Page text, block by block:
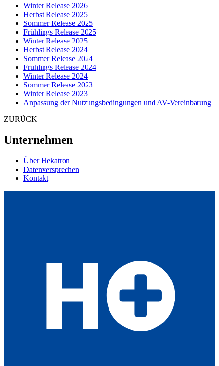
Winter Release 2026
Herbst Release 2025
Sommer Release 2025
Frühlings Release 2025
Winter Release 2025
Herbst Release 2024
Sommer Release 2024
Frühlings Release 2024
Winter Release 2024
Sommer Release 2023
Winter Release 2023
Anpassung der Nutzungsbedingungen und AV-Vereinbarung
ZURÜCK
Unternehmen
Über Hekatron
Datenversprechen
Kontakt